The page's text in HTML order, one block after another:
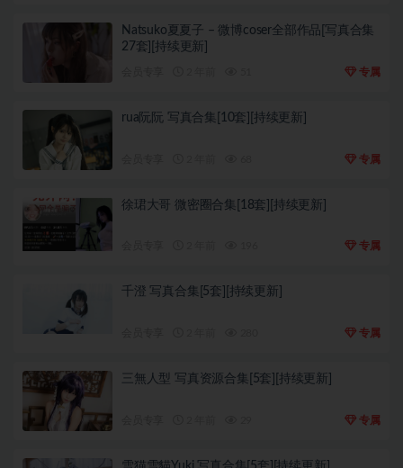
Natsuko夏夏子 – 微博coser全部作品[写真合集
27套][持续更新]
专属
rua阮阮 写真合集[10套][持续更新]
专属
徐珺大哥 微密圈合集[18套][持续更新]
专属
千澄 写真合集[5套][持续更新]
专属
三無人型 写真资源合集[5套][持续更新]
专属